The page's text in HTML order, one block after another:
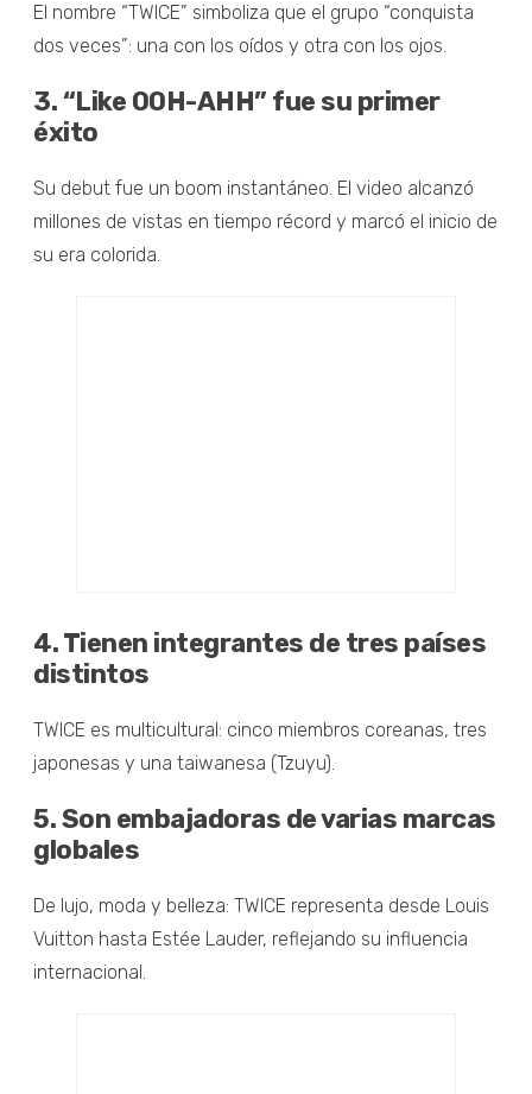
El nombre “TWICE” simboliza que el grupo “conquista
dos veces”: una con los oídos y otra con los ojos.
3. “Like OOH-AHH” fue su primer
éxito
Su debut fue un boom instantáneo. El video alcanzó
millones de vistas en tiempo récord y marcó el inicio de
su era colorida.
4. Tienen integrantes de tres países
distintos
TWICE es multicultural: cinco miembros coreanas, tres
japonesas y una taiwanesa (Tzuyu).
5. Son embajadoras de varias marcas
globales
De lujo, moda y belleza: TWICE representa desde Louis
Vuitton hasta Estée Lauder, reflejando su influencia
internacional.